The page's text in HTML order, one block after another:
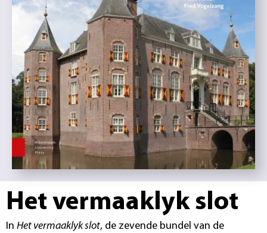
Het vermaaklyk slot
In Het vermaaklyk slot, de zevende bundel van de